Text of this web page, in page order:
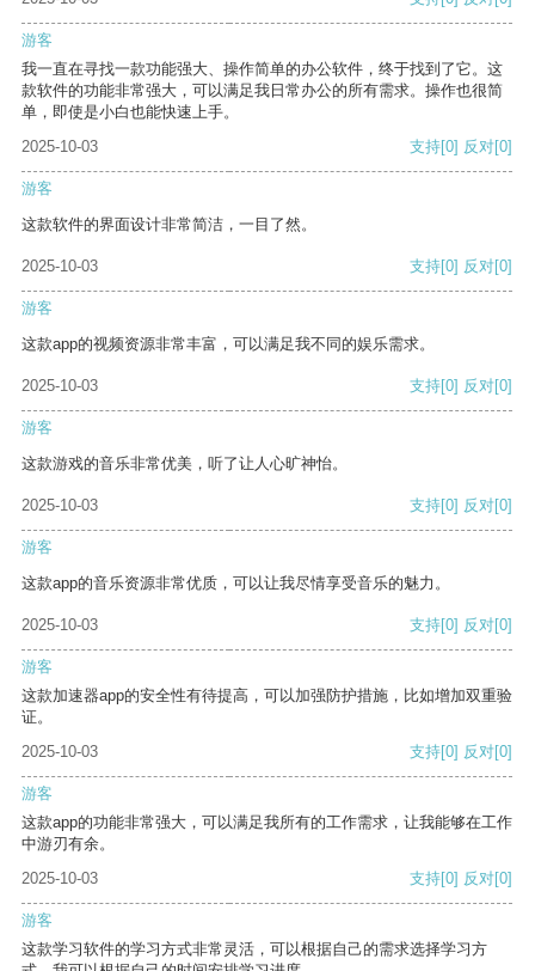
游客
我一直在寻找一款功能强大、操作简单的办公软件，终于找到了它。这
款软件的功能非常强大，可以满足我日常办公的所有需求。操作也很简
单，即使是小白也能快速上手。
2025-10-03
支持[0] 反对[0]
游客
这款软件的界面设计非常简洁，一目了然。
2025-10-03 支持[0] 反对[0]
游客
这款app的视频资源非常丰富，可以满足我不同的娱乐需求。
2025-10-03 支持[0] 反对[0]
游客
这款游戏的音乐非常优美，听了让人心旷神怡。
2025-10-03 支持[0] 反对[0]
游客
这款app的音乐资源非常优质，可以让我尽情享受音乐的魅力。
2025-10-03 支持[0] 反对[0]
游客
这款加速器app的安全性有待提高，可以加强防护措施，比如增加双重验
证。
2025-10-03
支持[0] 反对[0]
游客
这款app的功能非常强大，可以满足我所有的工作需求，让我能够在工作
中游刃有余。
2025-10-03
支持[0] 反对[0]
游客
这款学习软件的学习方式非常灵活，可以根据自己的需求选择学习方